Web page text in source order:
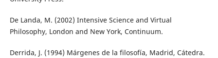
De Landa, M. (2002) Intensive Science and Virtual
Philosophy, London and New York, Continuum.
Derrida, J. (1994) Márgenes de la filosofía, Madrid, Cátedra.